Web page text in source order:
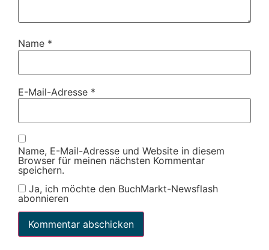
Name *
E-Mail-Adresse *
Name, E-Mail-Adresse und Website in diesem
Browser für meinen nächsten Kommentar
speichern.
Ja, ich möchte den BuchMarkt-Newsflash
abonnieren